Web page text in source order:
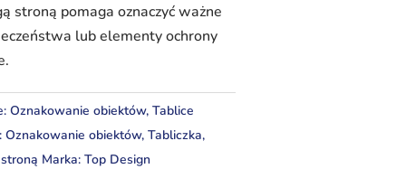
stroną pomaga oznaczyć ważne
lub elementy ochrony
Oznakowanie obiektów, Tablice
Oznakowanie obiektów, Tabliczka,
Marka: Top Design